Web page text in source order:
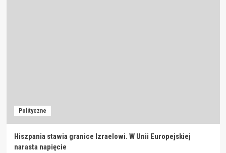
Polityczne
Hiszpania stawia granice Izraelowi. W Unii Europejskiej
narasta napięcie